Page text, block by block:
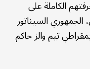
الكاملة على
السيناتور
تيم والز حاكم